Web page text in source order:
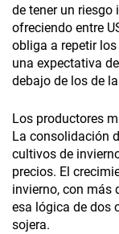
de tener un riesgo
ofreciendo entre
obliga a repetir
una expectativa
debajo de los de
Los productores
La consolidación
cultivos de
precios. El
invierno, con más
esa lógica de dos
sojera.